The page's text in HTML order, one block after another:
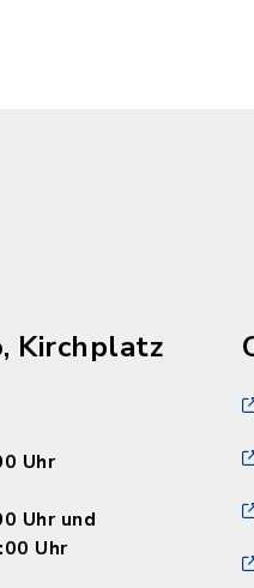
Kirchplatz
Uhr
Uhr und
Uhr